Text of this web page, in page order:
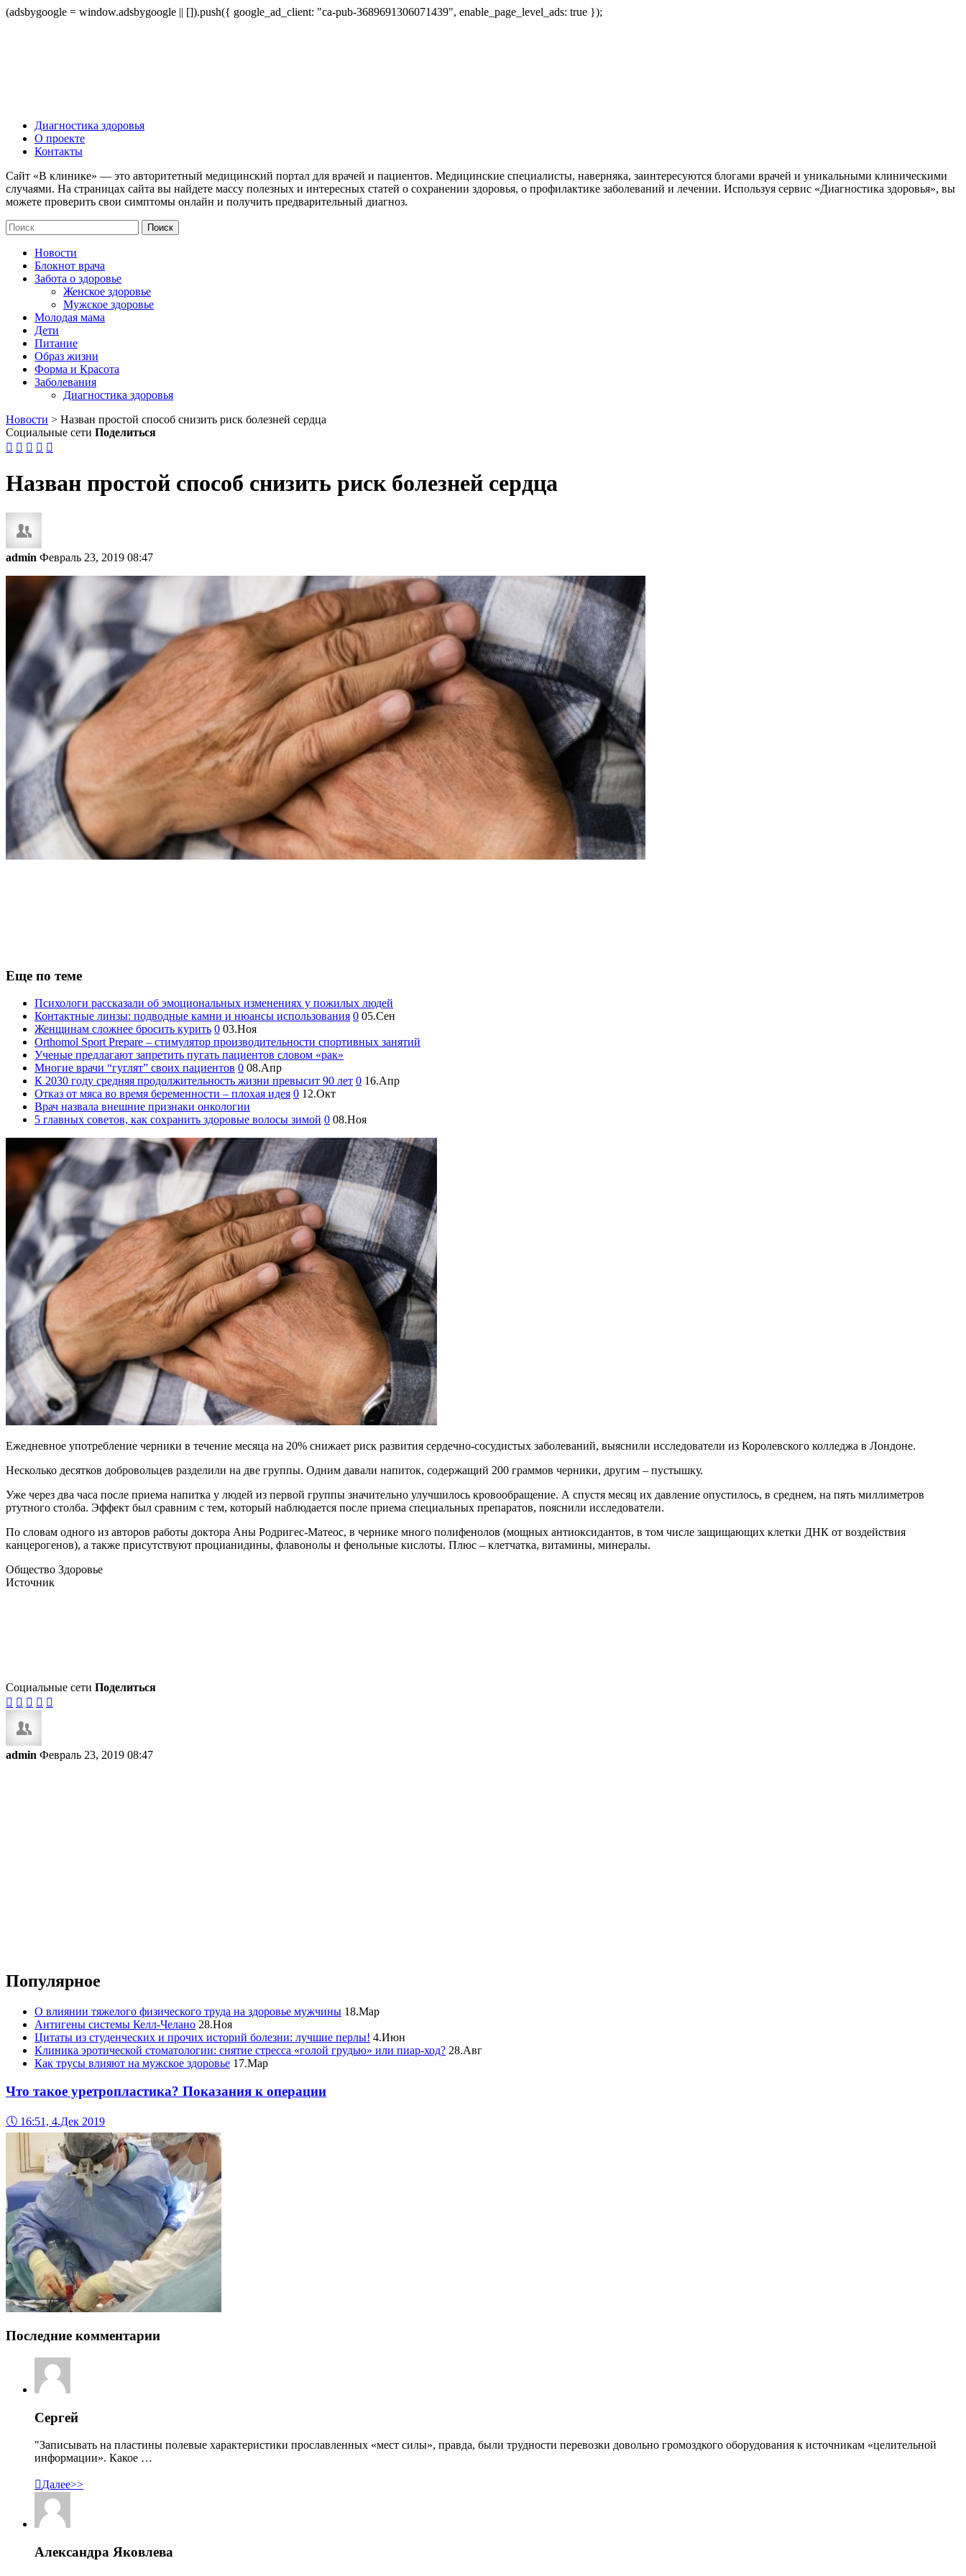
(adsbygoogle = window.adsbygoogle || []).push({ google_ad_client: "ca-pub-3689691306071439", enable_page_level_ads: true });
Диагностика здоровья
О проекте
Контакты
Сайт «В клинике» — это авторитетный медицинский портал для врачей и пациентов. Медицинские специалисты, наверняка, заинтересуются блогами врачей и уникальными клиническими
случаями. На страницах сайта вы найдете массу полезных и интересных статей о сохранении здоровья, о профилактике заболеваний и лечении. Используя сервис «Диагностика здоровья», вы
можете проверить свои симптомы онлайн и получить предварительный диагноз.
Новости
Блокнот врача
Забота о здоровье
Женское здоровье
Мужское здоровье
Молодая мама
Дети
Питание
Образ жизни
Форма и Красота
Заболевания
Диагностика здоровья
Новости > Назван простой способ снизить риск болезней сердца
Социальные сети Поделиться
    
Назван простой способ снизить риск болезней сердца
admin Февраль 23, 2019 08:47
Еще по теме
Психологи рассказали об эмоциональных изменениях у пожилых людей
Контактные линзы: подводные камни и нюансы использования 0 05.Сен
Женщинам сложнее бросить курить 0 03.Ноя
Orthomol Sport Prepare – стимулятор производительности спортивных занятий
Ученые предлагают запретить пугать пациентов словом «рак»
Многие врачи “гуглят” своих пациентов 0 08.Апр
К 2030 году средняя продолжительность жизни превысит 90 лет 0 16.Апр
Отказ от мяса во время беременности – плохая идея 0 12.Окт
Врач назвала внешние признаки онкологии
5 главных советов, как сохранить здоровые волосы зимой 0 08.Ноя
Ежедневное употребление черники в течение месяца на 20% снижает риск развития сердечно-сосудистых заболеваний, выяснили исследователи из Королевского колледжа в Лондоне.
Несколько десятков добровольцев разделили на две группы. Одним давали напиток, содержащий 200 граммов черники, другим – пустышку.
Уже через два часа после приема напитка у людей из первой группы значительно улучшилось кровообращение. А спустя месяц их давление опустилось, в среднем, на пять миллиметров
ртутного столба. Эффект был сравним с тем, который наблюдается после приема специальных препаратов, пояснили исследователи.
По словам одного из авторов работы доктора Аны Родригес-Матеос, в чернике много полифенолов (мощных антиоксидантов, в том числе защищающих клетки ДНК от воздействия
канцерогенов), а также присутствуют процианидины, флавонолы и фенольные кислоты. Плюс – клетчатка, витамины, минералы.
Общество Здоровье
Источник
Социальные сети Поделиться
    
admin Февраль 23, 2019 08:47
Популярное
О влиянии тяжелого физического труда на здоровье мужчины 18.Мар
Антигены системы Келл-Челано 28.Ноя
Цитаты из студенческих и прочих историй болезни: лучшие перлы! 4.Июн
Клиника эротической стоматологии: снятие стресса «голой грудью» или пиар-ход? 28.Авг
Как трусы влияют на мужское здоровье 17.Мар
Что такое уретропластика? Показания к операции
🕔 16:51, 4.Дек 2019
Последние комментарии
Сергей
"Записывать на пластины полевые характеристики прославленных «мест силы», правда, были трудности перевозки довольно громоздкого оборудования к источникам «целительной
информации». Какое …
Далее>>
Александра Яковлева